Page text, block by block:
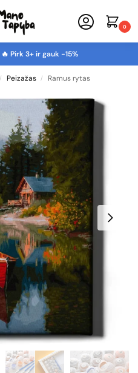
0
Pirk 3+ ir gauk -15%
/ Peizažas / Ramus rytas